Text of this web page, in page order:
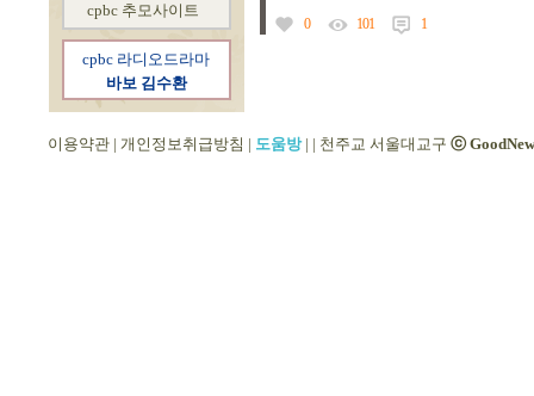
cpbc 추모사이트
cpbc 라디오드라마
바보 김수환
이용약관 | 개인정보취급방침 | 도움방 | | 천주교 서울대교구 ⓒ